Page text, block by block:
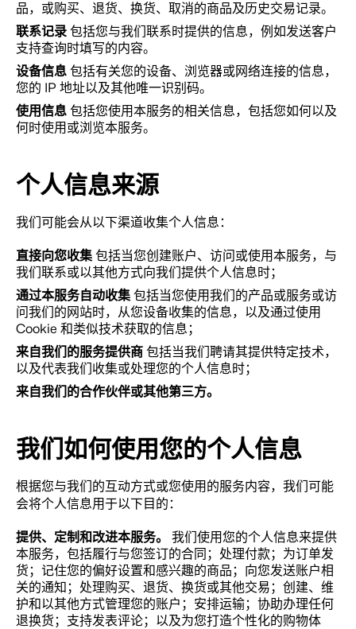
品，或购买、退货、换货、取消的商品及历史交易记录。
联系记录 包括您与我们联系时提供的信息，例如发送客户
支持查询时填写的内容。
设备信息 包括有关您的设备、浏览器或网络连接的信息，
您的 IP 地址以及其他唯一识别码。
使用信息 包括您使用本服务的相关信息，包括您如何以及
何时使用或浏览本服务。
个人信息来源
我们可能会从以下渠道收集个人信息：
直接向您收集 包括当您创建账户、访问或使用本服务，与
我们联系或以其他方式向我们提供个人信息时；
通过本服务自动收集 包括当您使用我们的产品或服务或访
问我们的网站时，从您设备收集的信息，以及通过使用
Cookie 和类似技术获取的信息；
来自我们的服务提供商 包括当我们聘请其提供特定技术，
以及代表我们收集或处理您的个人信息时；
来自我们的合作伙伴或其他第三方。
我们如何使用您的个人信息
根据您与我们的互动方式或您使用的服务内容，我们可能
会将个人信息用于以下目的：
提供、定制和改进本服务。
我们使用您的个人信息来提供
本服务，包括履行与您签订的合同；处理付款；为订单发
货；记住您的偏好设置和感兴趣的商品；向您发送账户相
关的通知；处理购买、退货、换货或其他交易；创建、维
护和以其他方式管理您的账户；安排运输；协助办理任何
退换货；支持发表评论；以及为您打造个性化的购物体